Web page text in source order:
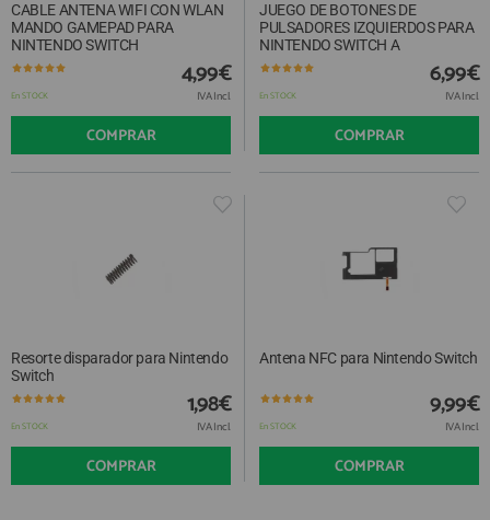
CABLE ANTENA WIFI CON WLAN
MANDO GAMEPAD PARA
NINTENDO SWITCH
En STOCK
4,99€
IVA Incl.
COMPRAR
JUEGO DE BOTONES DE
PULSADORES IZQUIERDOS PARA
NINTENDO SWITCH A
En STOCK
6,99€
IVA Incl.
COMPRAR
Resorte disparador para Nintendo
Switch
En STOCK
1,98€
IVA Incl.
COMPRAR
Antena NFC para Nintendo Switch
En STOCK
9,99€
IVA Incl.
COMPRAR